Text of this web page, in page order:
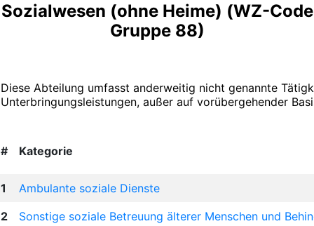
Sozialwesen (ohne Heime) (WZ-Code
Gruppe 88)
Diese Abteilung umfasst anderweitig nicht genannte
Unterbringungsleistungen, außer auf vorübergehender
# Kategorie
1
Ambulante soziale Dienste
2
Sonstige soziale Betreuung älterer Menschen und